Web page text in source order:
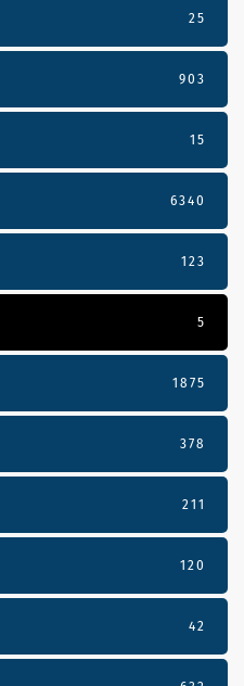
25
903
15
6340
123
5
1875
378
211
120
42